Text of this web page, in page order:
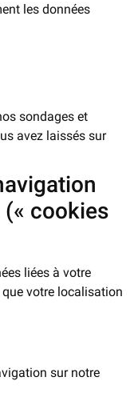
les données
sondages et
avez laissés sur
cookies
liées à votre
votre localisation
sur notre